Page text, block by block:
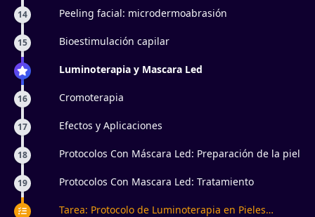
14 Peeling facial: microdermoabrasión
15 Bioestimulación capilar
Luminoterapia y Mascara Led
16 Cromoterapia
17 Efectos y Aplicaciones
18 Protocolos Con Máscara Led: Preparación de la piel
19 Protocolos Con Mascara Led: Tratamiento
Tarea: Protocolo de Luminoterapia en Pieles